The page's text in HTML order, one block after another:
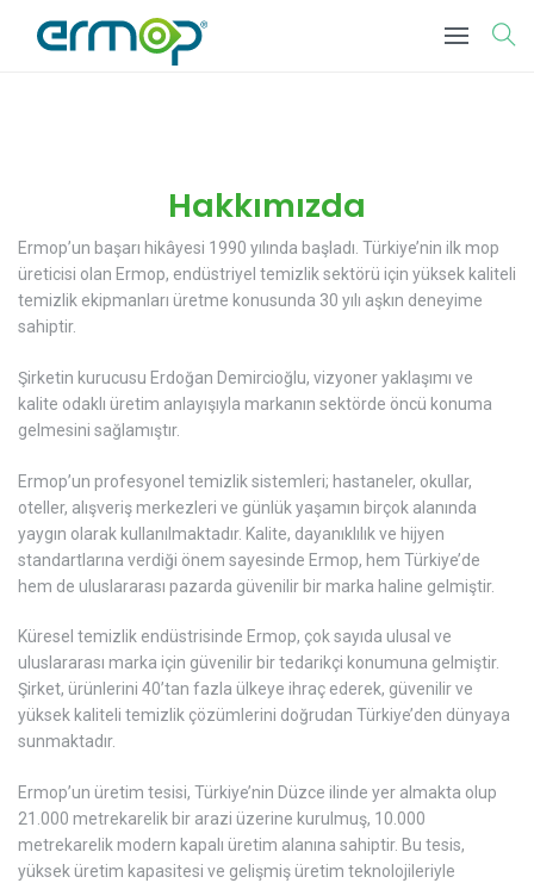
Hakkımızda
Ermop’un başarı hikâyesi 1990 yılında başladı. Türkiye’nin ilk mop
üreticisi olan Ermop, endüstriyel temizlik sektörü için yüksek kaliteli
temizlik ekipmanları üretme konusunda 30 yılı aşkın deneyime
sahiptir.
Şirketin kurucusu Erdoğan Demircioğlu, vizyoner yaklaşımı ve
kalite odaklı üretim anlayışıyla markanın sektörde öncü konuma
gelmesini sağlamıştır.
Ermop’un profesyonel temizlik sistemleri; hastaneler, okullar,
oteller, alışveriş merkezleri ve günlük yaşamın birçok alanında
yaygın olarak kullanılmaktadır. Kalite, dayanıklılık ve hijyen
standartlarına verdiği önem sayesinde Ermop, hem Türkiye’de
hem de uluslararası pazarda güvenilir bir marka haline gelmiştir.
Küresel temizlik endüstrisinde Ermop, çok sayıda ulusal ve
uluslararası marka için güvenilir bir tedarikçi konumuna gelmiştir.
Şirket, ürünlerini 40’tan fazla ülkeye ihraç ederek, güvenilir ve
yüksek kaliteli temizlik çözümlerini doğrudan Türkiye’den dünyaya
sunmaktadır.
Ermop’un üretim tesisi, Türkiye’nin Düzce ilinde yer almakta olup
21.000 metrekarelik bir arazi üzerine kurulmuş, 10.000
metrekarelik modern kapalı üretim alanına sahiptir. Bu tesis,
yüksek üretim kapasitesi ve gelişmiş üretim teknolojileriyle